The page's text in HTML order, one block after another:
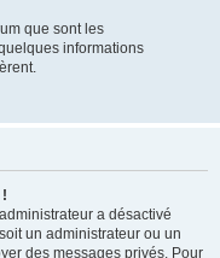
que sont les
informations
a désactivé
un administrateur ou un
des messages privés. Pour